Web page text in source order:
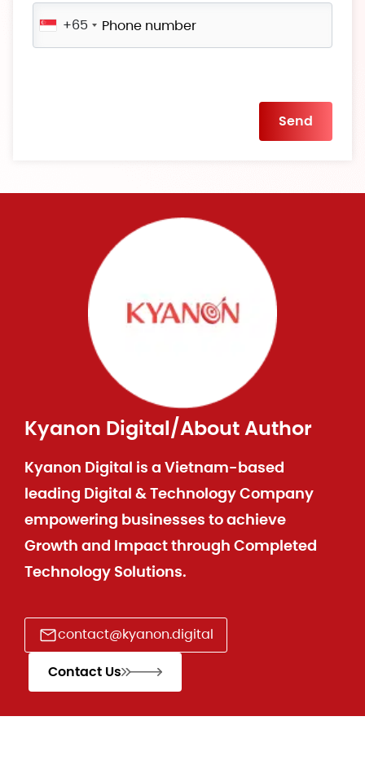
+65
Kyanon Digital/About Author
Kyanon Digital is a Vietnam-based
leading Digital & Technology Company
empowering businesses to achieve
Growth and Impact through Completed
Technology Solutions.
contact@kyanon.digital
Contact Us